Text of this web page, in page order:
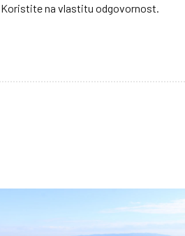
Koristite na vlastitu odgovornost.